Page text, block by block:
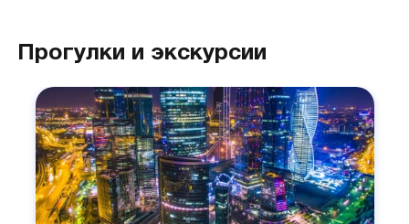
Прогулки и экскурсии